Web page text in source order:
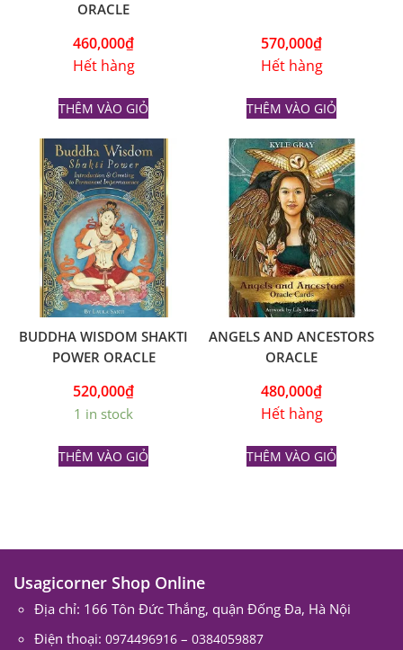
ORACLE
460,000₫
Hết hàng
THÊM VÀO GIỎ
570,000₫
Hết hàng
THÊM VÀO GIỎ
BUDDHA WISDOM SHAKTI
POWER ORACLE
520,000₫
1 in stock
THÊM VÀO GIỎ
ANGELS AND ANCESTORS
ORACLE
480,000₫
Hết hàng
THÊM VÀO GIỎ
Usagicorner Shop Online
Địa chỉ: 166 Tôn Đức Thắng, quận Đống Đa, Hà Nội
Điện thoại: 0974496916 – 0384059887